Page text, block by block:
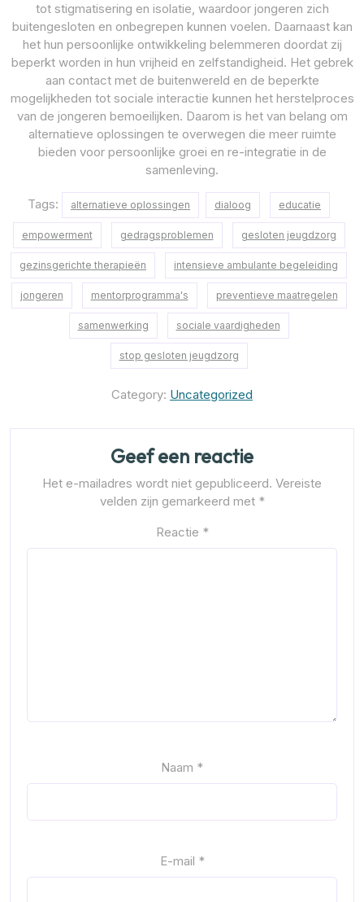
tot stigmatisering en isolatie, waardoor jongeren zich
buitengesloten en onbegrepen kunnen voelen. Daarnaast kan
het hun persoonlijke ontwikkeling belemmeren doordat zij
beperkt worden in hun vrijheid en zelfstandigheid. Het gebrek
aan contact met de buitenwereld en de beperkte
mogelijkheden tot sociale interactie kunnen het herstelproces
van de jongeren bemoeilijken. Daarom is het van belang om
alternatieve oplossingen te overwegen die meer ruimte
bieden voor persoonlijke groei en re-integratie in de
samenleving.
Tags: alternatieve oplossingen dialoog educatie
empowerment gedragsproblemen gesloten jeugdzorg
gezinsgerichte therapieën intensieve ambulante begeleiding
jongeren mentorprogramma's preventieve maatregelen
samenwerking sociale vaardigheden
stop gesloten jeugdzorg
Category: Uncategorized
Geef een reactie
Het e-mailadres wordt niet gepubliceerd. Vereiste
velden zijn gemarkeerd met *
Reactie *
Naam *
E-mail *